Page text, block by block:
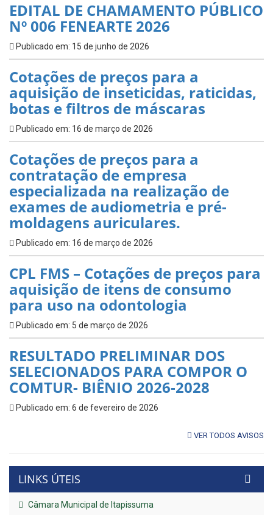
EDITAL DE CHAMAMENTO PÚBLICO
Nº 006 FENEARTE 2026
Publicado em: 15 de junho de 2026
Cotações de preços para a
aquisição de inseticidas, raticidas,
botas e filtros de máscaras
Publicado em: 16 de março de 2026
Cotações de preços para a
contratação de empresa
especializada na realização de
exames de audiometria e pré-
moldagens auriculares.
Publicado em: 16 de março de 2026
CPL FMS – Cotações de preços para
aquisição de itens de consumo
para uso na odontologia
Publicado em: 5 de março de 2026
RESULTADO PRELIMINAR DOS
SELECIONADOS PARA COMPOR O
COMTUR- BIÊNIO 2026-2028
Publicado em: 6 de fevereiro de 2026
VER TODOS AVISOS
LINKS ÚTEIS
Câmara Municipal de Itapissuma